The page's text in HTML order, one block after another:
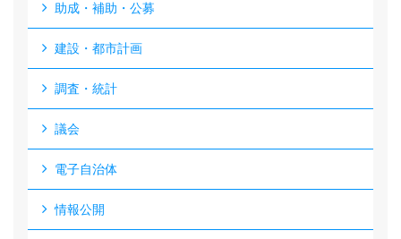
助成・補助・公募
建設・都市計画
調査・統計
議会
電子自治体
情報公開